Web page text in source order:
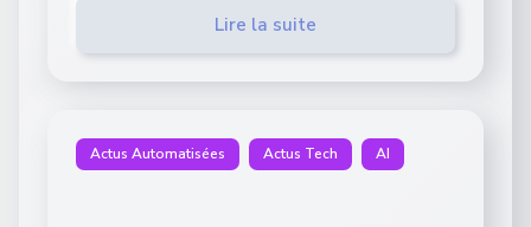
Lire la suite
Actus Automatisées Actus Tech AI